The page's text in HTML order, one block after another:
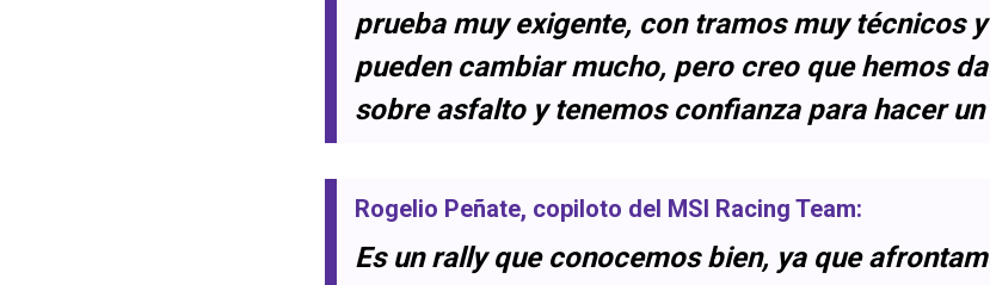
prueba muy exigente, con tramos muy técnicos
pueden cambiar mucho, pero creo que hemos
sobre asfalto y tenemos confianza para hacer
Rogelio Peñate, copiloto del MSI Racing Team:
Es un rally que conocemos bien, ya que